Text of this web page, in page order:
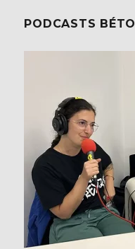
PODCASTS